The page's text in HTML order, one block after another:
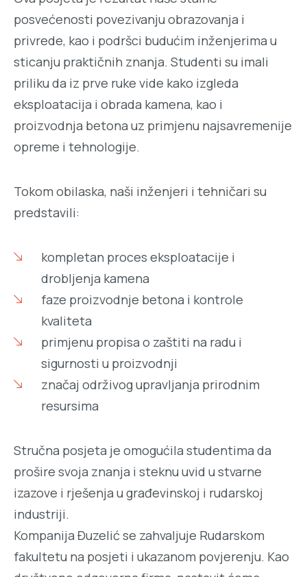
posvećenosti povezivanju obrazovanja i
privrede, kao i podršci budućim inženjerima u
sticanju praktičnih znanja. Studenti su imali
priliku da iz prve ruke vide kako izgleda
eksploatacija i obrada kamena, kao i
proizvodnja betona uz primjenu najsavremenije
opreme i tehnologije.
Tokom obilaska, naši inženjeri i tehničari su
predstavili:
kompletan proces eksploatacije i
drobljenja kamena
faze proizvodnje betona i kontrole
kvaliteta
primjenu propisa o zaštiti na radu i
sigurnosti u proizvodnji
značaj održivog upravljanja prirodnim
resursima
Stručna posjeta je omogućila studentima da
prošire svoja znanja i steknu uvid u stvarne
izazove i rješenja u građevinskoj i rudarskoj
industriji.
Kompanija Đuzelić se zahvaljuje Rudarskom
fakultetu na posjeti i ukazanom povjerenju. Kao